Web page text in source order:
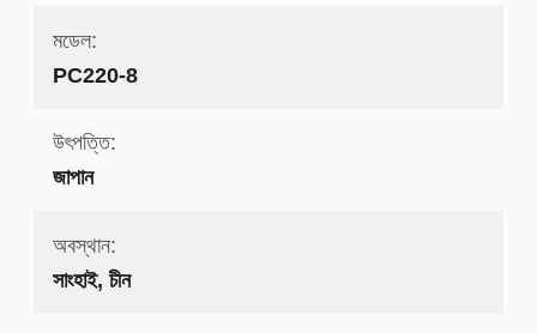
মডেল:
PC220-8
উৎপত্তি:
জাপান
অবস্থান:
সাংহাই, চীন